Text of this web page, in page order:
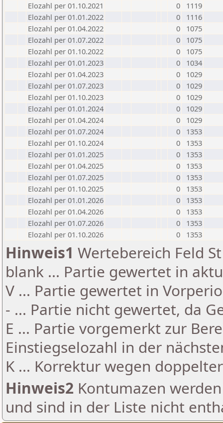
Elozahl per 01.10.2021
0
1119
Elozahl per 01.01.2022
0
1116
Elozahl per 01.04.2022
0
1075
Elozahl per 01.07.2022
0
1075
Elozahl per 01.10.2022
0
1075
Elozahl per 01.01.2023
0
1034
Elozahl per 01.04.2023
0
1029
Elozahl per 01.07.2023
0
1029
Elozahl per 01.10.2023
0
1029
Elozahl per 01.01.2024
0
1029
Elozahl per 01.04.2024
0
1029
Elozahl per 01.07.2024
0
1353
Elozahl per 01.10.2024
0
1353
Elozahl per 01.01.2025
0
1353
Elozahl per 01.04.2025
0
1353
Elozahl per 01.07.2025
0
1353
Elozahl per 01.10.2025
0
1353
Elozahl per 01.01.2026
0
1353
Elozahl per 01.04.2026
0
1353
Elozahl per 01.07.2026
0
1353
Elozahl per 01.10.2026
0 1353
Hinweis1 Wertebereich Feld
blank ... Partie gewertet in
V ... Partie gewertet in
- ... Partie nicht gewertet, da
E ... Partie vorgemerkt zur
Einstiegselozahl in der
K ... Korrektur wegen
Hinweis2 Kontumazen
und sind in der Liste nicht